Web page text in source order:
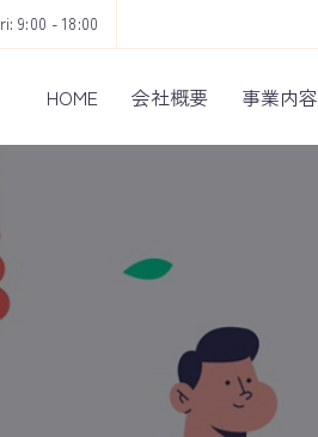
9:00 - 18:00
HOME 会社概要 事業内容